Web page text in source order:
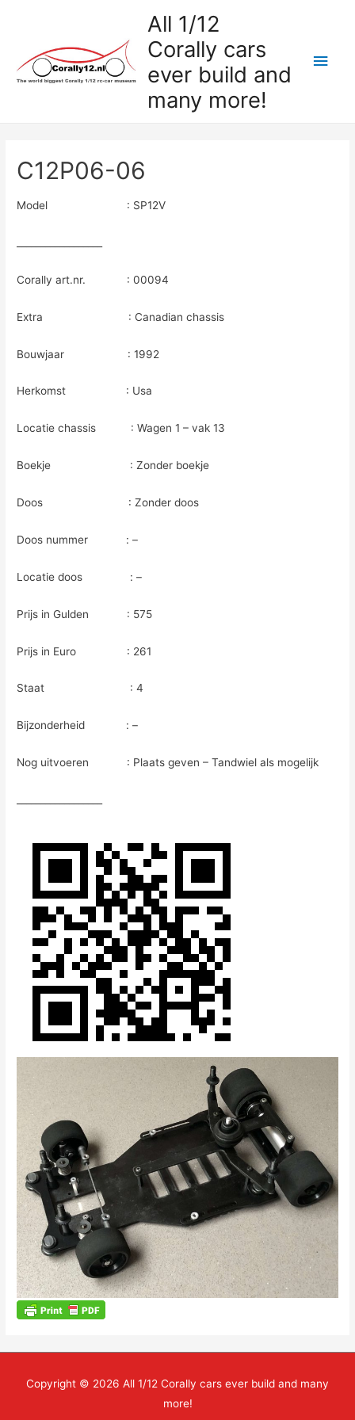
All 1/12
Corally cars
ever build and
many more!
C12P06-06
Model : SP12V
Corally art.nr. : 00094
Extra : Canadian chassis
Bouwjaar : 1992
Herkomst : Usa
Locatie chassis : Wagen 1 – vak 13
Boekje : Zonder boekje
Doos : Zonder doos
Doos nummer : –
Locatie doos : –
Prijs in Gulden : 575
Prijs in Euro : 261
Staat : 4
Bijzonderheid : –
Nog uitvoeren : Plaats geven – Tandwiel als mogelijk
Copyright © 2026 All 1/12 Corally cars ever build and many
more!